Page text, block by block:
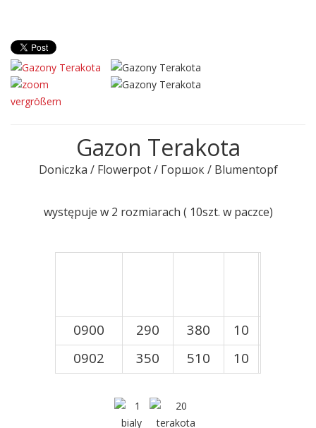
vergrößern
Gazon Terakota
Doniczka / Flowerpot / Горшок / Blumentopf
występuje w 2 rozmiarach ( 10szt. w paczce)
0900 290 380
10
0902
350 510 10